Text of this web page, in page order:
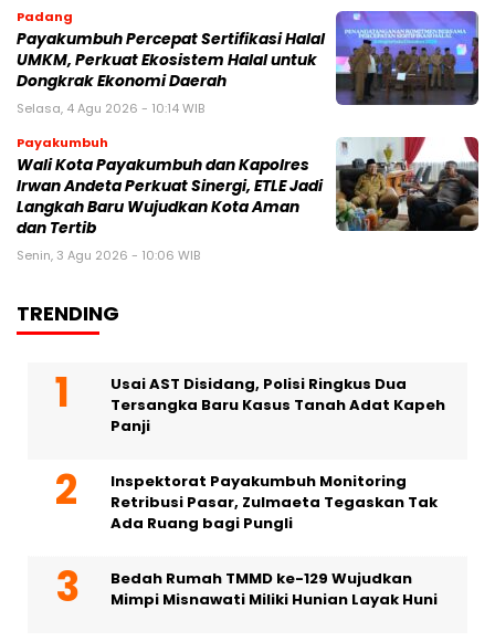
Padang
Payakumbuh Percepat Sertifikasi Halal
UMKM, Perkuat Ekosistem Halal untuk
Dongkrak Ekonomi Daerah
Selasa, 4 Agu 2026 - 10:14 WIB
Payakumbuh
Wali Kota Payakumbuh dan Kapolres
Irwan Andeta Perkuat Sinergi, ETLE Jadi
Langkah Baru Wujudkan Kota Aman
dan Tertib
Senin, 3 Agu 2026 - 10:06 WIB
TRENDING
Usai AST Disidang, Polisi Ringkus Dua
Tersangka Baru Kasus Tanah Adat Kapeh
Panji
Inspektorat Payakumbuh Monitoring
Retribusi Pasar, Zulmaeta Tegaskan Tak
Ada Ruang bagi Pungli
Bedah Rumah TMMD ke-129 Wujudkan
Mimpi Misnawati Miliki Hunian Layak Huni